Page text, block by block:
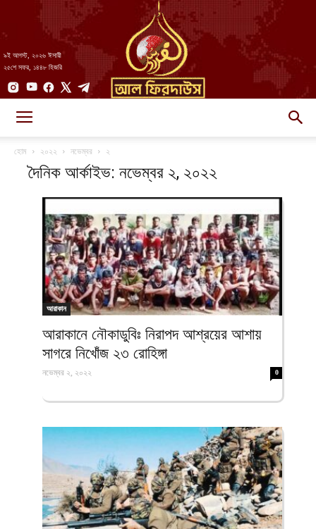
৯ই আগস্ট, ২০২৬ ঈসায়ী
২৫শে সফর, ১৪৪৮ হিজরি
আল-
ফিরদাউস
হোম ২০২২ নভেম্বর ২
দৈনিক আর্কাইভ: নভেম্বর ২, ২০২২
আরাকান
আরাকানে নৌকাডুবিঃ নিরাপদ আশ্রয়ের আশায়
সাগরে নিখোঁজ ২৩ রোহিঙ্গা
নভেম্বর ২, ২০২২ 0